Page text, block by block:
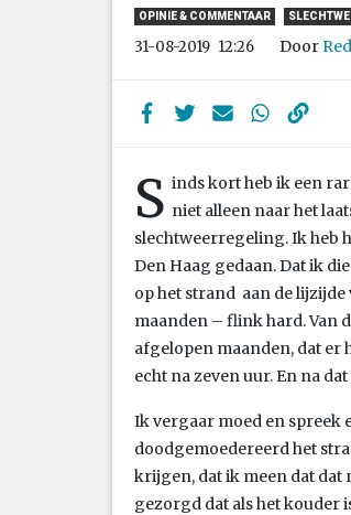
OPINIE & COMMENTAAR
31-08-2019 12:26 Door
S inds kort heb ik een
niet alleen naar het
slechtweerregeling. Ik heb
Den Haag gedaan. Dat ik
op het strand aan de
maanden – flink hard. Van
afgelopen maanden, dat er
echt na zeven uur. En na
Ik vergaar moed en spreek
doodgemoedereerd het
krijgen, dat ik meen dat dat
gezorgd dat als het kouder